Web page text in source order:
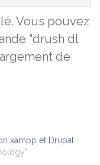
Vous pouvez
“drush dl
de
xampp et Drupal